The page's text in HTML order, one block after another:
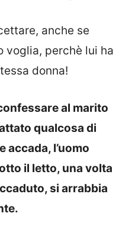
anche se
voglia, perchè lui ha
donna!
al marito
qualcosa di
accada, l’uomo
il letto, una volta
si arrabbia